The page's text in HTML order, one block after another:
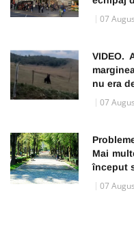
07
VIDEO.
nu era
07
Mai
început
07